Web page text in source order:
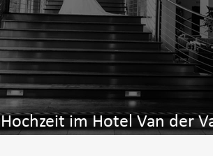
Hochzeit im Hotel Van der
Brandenburg